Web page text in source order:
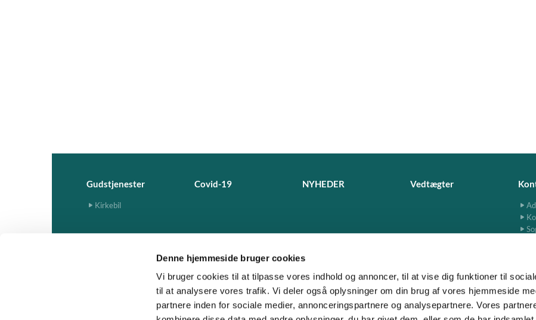
Denne hjemmeside bruger cookies
Vi bruger cookies til at tilpasse vores indhold og annoncer, til at vise dig funktioner til
til at analysere vores trafik. Vi deler også oplysninger om din brug af vores hjemmeside
partnere inden for sociale medier, annonceringspartnere og analysepartnere. Vores
Gudstjenester
Kirkebil
Covid-19 NYHEDER Vedtægter
www.jersie-skensved.dk · Ndr. Byvej 13, 2680 Solrød